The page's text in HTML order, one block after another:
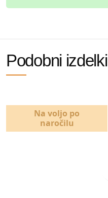
Podobni izdelki
Na voljo po
naročilu